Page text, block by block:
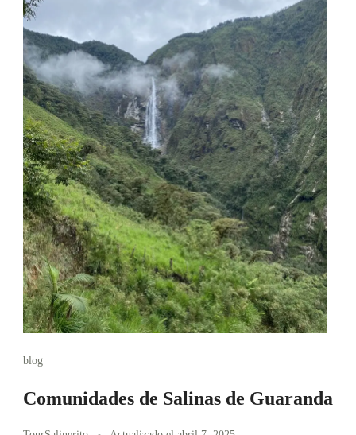
blog
Comunidades de Salinas de Guaranda